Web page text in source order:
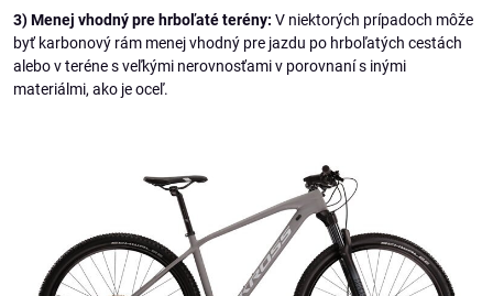
3) Menej vhodný pre hrboľaté terény: V niektorých prípadoch môže
byť karbonový rám menej vhodný pre jazdu po hrboľatých cestách
alebo v teréne s veľkými nerovnosťami v porovnaní s inými
materiálmi, ako je oceľ.